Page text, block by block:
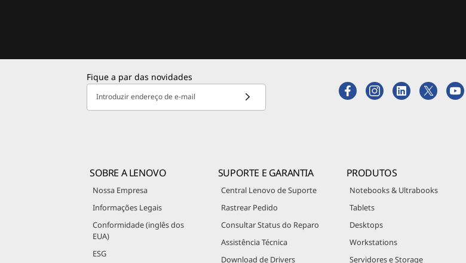
Fique a par das novidades
Introduzir endereço de e-mail
SOBRE A LENOVO
Nossa Empresa
Informações Legais
Conformidade (inglês dos
EUA)
ESG
SUPORTE E GARANTIA
Central Lenovo de Suporte
Rastrear Pedido
Consultar Status do Reparo
Assistência Técnica
Download de Drivers
PRODUTOS
Notebooks & Ultrabooks
Tablets
Desktops
Workstations
Servidores e Storage